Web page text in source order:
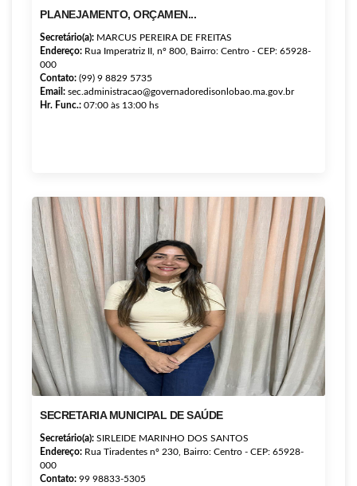
PLANEJAMENTO, ORÇAMEN...
Secretário(a): MARCUS PEREIRA DE FREITAS
Endereço: Rua Imperatriz II, nº 800, Bairro: Centro - CEP: 65928-
000
Contato: (99) 9 8829 5735
Email: sec.administracao@governadoredisonlobao.ma.gov.br
Hr. Func.: 07:00 às 13:00 hs
SECRETARIA MUNICIPAL DE SAÚDE
Secretário(a): SIRLEIDE MARINHO DOS SANTOS
Endereço: Rua Tiradentes nº 230, Bairro: Centro - CEP: 65928-
000
Contato: 99 98833-5305